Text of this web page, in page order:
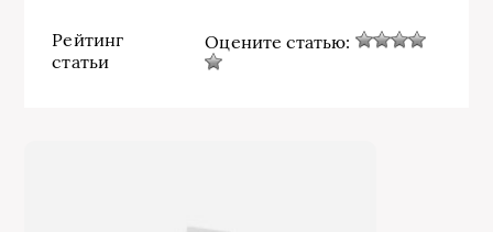
Рейтинг
статьи
Оцените статью: